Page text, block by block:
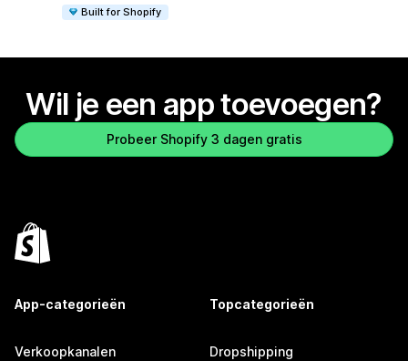
Built for Shopify
Wil je een app toevoegen?
Probeer Shopify 3 dagen gratis
App-categorieën
Verkoopkanalen
Topcategorieën
Dropshipping